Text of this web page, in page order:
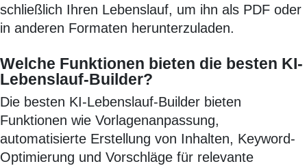
schließlich Ihren Lebenslauf, um ihn als PDF oder
in anderen Formaten herunterzuladen.
Welche Funktionen bieten die besten KI-
Lebenslauf-Builder?
Die besten KI-Lebenslauf-Builder bieten
Funktionen wie Vorlagenanpassung,
automatisierte Erstellung von Inhalten, Keyword-
Optimierung und Vorschläge für relevante